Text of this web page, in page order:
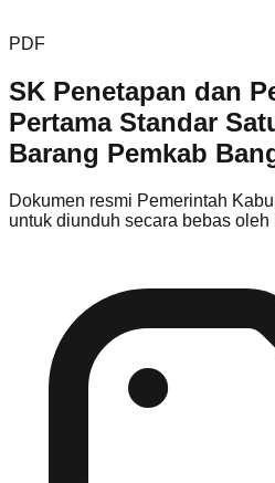
PDF
SK Penetapan dan
Pertama Standar
Barang Pemkab
Dokumen resmi Pemerintah
untuk diunduh secara bebas oleh